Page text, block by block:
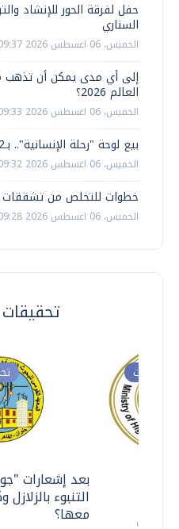
حفل لفرقة الحور للإنشاد
السناري
الخميس، 06 اغسطس 2026 09:37 ص
إلى أي مدى يمكن أن
العالم 2026؟
الخميس، 06 اغسطس 2026 09:33 ص
بيع لوحة "رحلة الإنسانية".. بـ62 مليون دولار
الخميس، 06 اغسطس 2026 09:32 ص
خطوات للتخلص من تشققات
الخميس، 06 اغسطس 2026 09:28 ص
بعد إشعارات
التنبوء
معها؟
وحوارات